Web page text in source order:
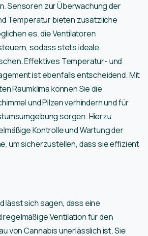
Sensoren zur Überwachung der
Temperatur bieten zusätzliche
es, die Ventilatoren
sodass stets ideale
Effektives Temperatur- und
ist ebenfalls entscheidend. Mit
Raumklima können Sie die
und Pilzen verhindern und für
sorgen. Hierzu
Kontrolle und Wartung der
um sicherzustellen, dass sie effizient
lässt sich sagen, dass eine
Ventilation für den
von Cannabis unerlässlich ist. Sie